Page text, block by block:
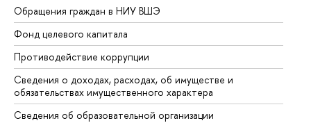
Обращения граждан в НИУ ВШЭ
Фонд целевого капитала
Противодействие коррупции
Сведения о доходах, расходах, об имуществе и
обязательствах имущественного характера
Сведения об образовательной организации